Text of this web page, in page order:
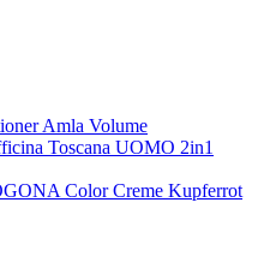
Amla Volume
Toscana UOMO 2in1
Color Creme Kupferrot